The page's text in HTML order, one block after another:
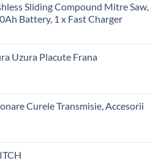
Sliding Compound Mitre Saw,
Battery, 1 x Fast Charger
Uzura Placute Frana
Curele Transmisie, Accesorii